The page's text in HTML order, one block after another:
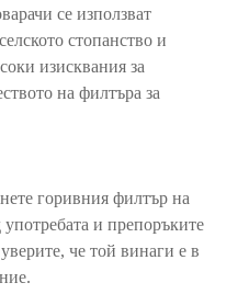
се използват
стопанство и
изисквания за
на филтъра за
горивния филтър на
и препоръките
че той винаги е в